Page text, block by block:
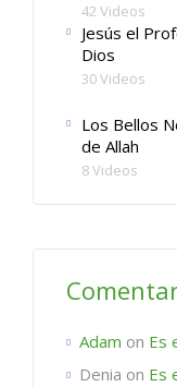
42 Videos
Jesús el
Dios
30 Videos
Los Bellos
de Allah
8 Videos
Adam on Es
Denia on Es